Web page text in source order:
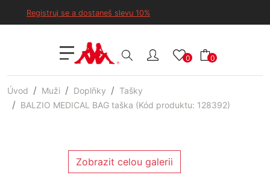
Registruj se a dostaneš slevu 10%
0 0
Úvod Muži Doplňky
Tašky
BALZIO MEDICAL BAG taška (Kód produktu: 128392)
Zobrazit celou galerii